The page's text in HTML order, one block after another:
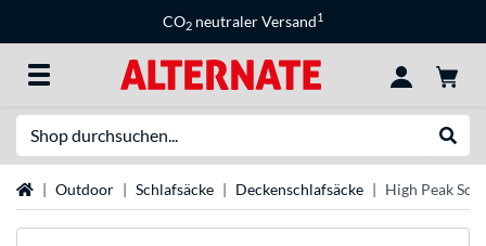
CO2 neutraler Versand1
StartseiteOutdoor Schlafsäcke Deckenschlafsäcke High Peak